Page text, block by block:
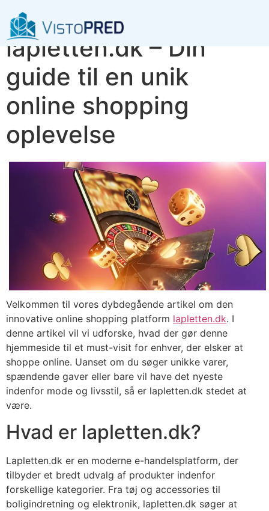
Oplev det bedste ved
lapletten.dk – Din
guide til en unik
online shopping
oplevelse
Velkommen til vores dybdegående artikel om den
innovative online shopping platform lapletten.dk. I
denne artikel vil vi udforske, hvad der gør denne
hjemmeside til et must-visit for enhver, der elsker at
shoppe online. Uanset om du søger unikke varer,
spændende gaver eller bare vil have det nyeste
indenfor mode og livsstil, så er lapletten.dk stedet at
være.
Hvad er lapletten.dk?
Lapletten.dk er en moderne e-handelsplatform, der
tilbyder et bredt udvalg af produkter indenfor
forskellige kategorier. Fra tøj og accessories til
boligindretning og elektronik, lapletten.dk søger at